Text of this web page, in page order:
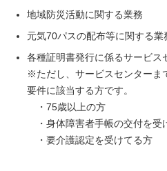
地域防災活動に関する業務
元気70パスの配布等に関する業
各種証明書発行に係るサービス
※ただし、サービスセンターま
要件に該当する方です。
・75歳以上の方
・身体障害者手帳の交付を受
・要介護認定を受けてる方